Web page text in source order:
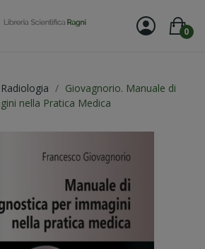
0
Radiologia
Giovagnorio. Manuale di
nella Pratica Medica